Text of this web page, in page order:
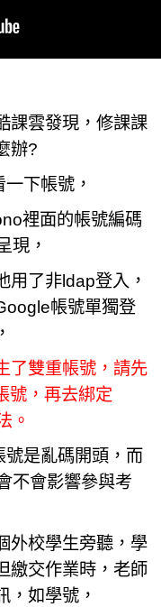
課雲發現，修課課
辦?
下帳號，
裡面的帳號編碼
現，
用了非ldap登入，
帳號單獨登
了雙重帳號，請先
號，再去綁定
。
是亂碼開頭，而
不會影響參與考
外校學生旁聽，學
繳交作業時，老師
，如學號，